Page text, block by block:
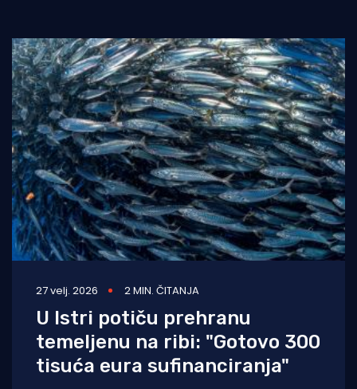
27 velj. 2026 2 MIN. ČITANJA
U Istri potiču prehranu
temeljenu na ribi: "Gotovo 300
tisuća eura sufinanciranja"